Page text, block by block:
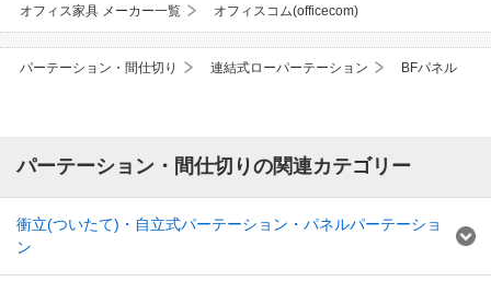
オフィス家具 メーカー一覧 オフィスコム(officecom)
パーテーション・間仕切り 連結式ローパーテーション BFパネル
パーテーション・間仕切りの関連カテゴリー
衝立(ついたて)・自立式パーテーション・パネルパーテーショ
ン